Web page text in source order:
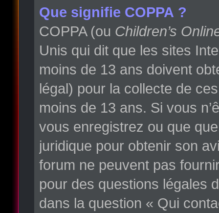
Que signifie COPPA ?
COPPA (ou Children’s
Unis qui dit que les sites
moins de 13 ans doivent
légal) pour la collecte de
moins de 13 ans. Si vous
vous enregistrez ou que
juridique pour obtenir son
forum ne peuvent pas
pour des questions légales
dans la question « Qui